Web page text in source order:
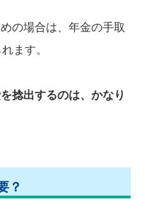
の場合は、年金の手取
ます。
捻出するのは、かなり
？